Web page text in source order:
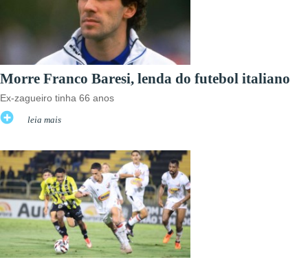
Morre Franco Baresi, lenda do futebol italiano
Ex-zagueiro tinha 66 anos
leia mais